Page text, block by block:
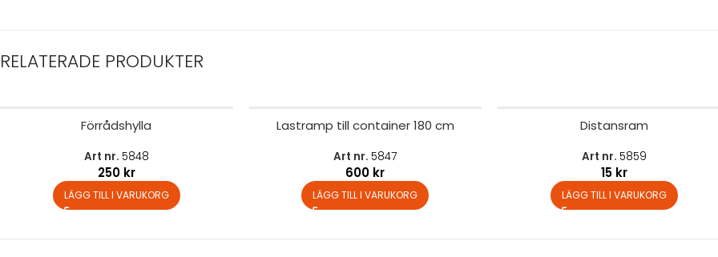
RELATERADE PRODUKTER
Förrådshylla
Art nr. 5848
250 kr
LÄGG TILL I VARUKORG
Lastramp till container 180 cm
Art nr. 5847
600 kr
LÄGG TILL I VARUKORG
Distansram
Art nr. 5859
15 kr
LÄGG TILL I VARUKORG